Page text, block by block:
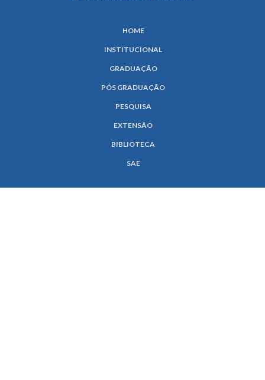
HOME
INSTITUCIONAL
GRADUAÇÃO
PÓS GRADUAÇÃO
PESQUISA
EXTENSÃO
BIBLIOTECA
SAE